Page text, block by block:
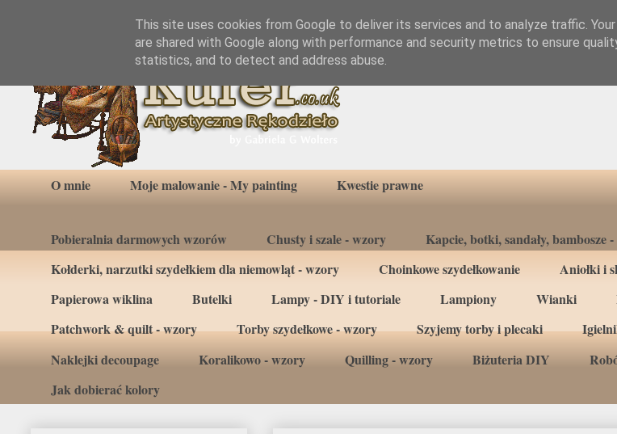
O mnie Moje malowanie - My painting Kwestie prawne
Pobieralnia darmowych wzorów Chusty i szale - wzory Kapcie, botki, sandały, bambosze
Kołderki, narzutki szydełkiem dla niemowląt - wzory
Choinkowe szydełkowanie Aniołki i
Papierowa wiklina
Butelki Lampy - DIY i tutoriale Lampiony Wianki
Patchwork & quilt - wzory
Torby szydełkowe - wzory Szyjemy torby i plecaki
Naklejki decoupage
Koralikowo - wzory Quilling - wzory Biżuteria DIY
Jak dobierać kolory
This site uses cookies from Google to deliver its services and to analyze traffic.
are shared with Google along with performance and security metrics to ensure
statistics, and to detect and address abuse.